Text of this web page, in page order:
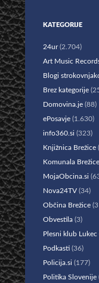
KATEGORIJE
24ur(2.704)
Art Music
Blogi
Brez kategorije
Domovina.je (88)
ePosavje (1.630)
info360.si (323)
Knjižnica Brežice
Komunala Brežice
MojaObcina.si
Nova24TV (34)
Občina Brežice
Obvestila (3)
Plesni klub Lukec
Podkasti (36)
Policija.si (177)
Politika Slovenije